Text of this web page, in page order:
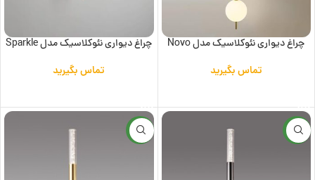
چراغ دیواری نئوکلاسیک مدل Novo
تماس بگیرید
چراغ دیواری نئوکلاسیک مدل Sparkle
تماس بگیرید
جدید جدید